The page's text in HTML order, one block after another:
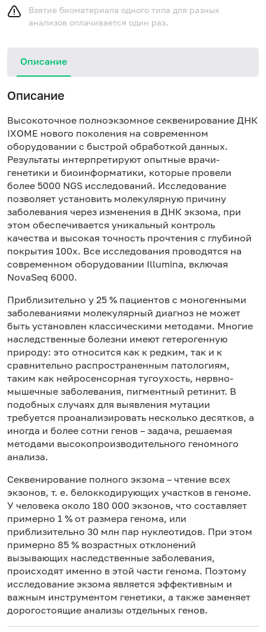
Взятие биоматериала одного типа для разных
анализов оплачивается один раз.
Описание
Описание
Высокоточное полноэкзомное секвенирование ДНК
IXOME нового поколения на современном
оборудовании с быстрой обработкой данных.
Результаты интерпретируют опытные врачи-
генетики и биоинформатики, которые провели
более 5000 NGS исследований. Исследование
позволяет установить молекулярную причину
заболевания через изменения в ДНК экзома, при
этом обеспечивается уникальный контроль
качества и высокая точность прочтения с глубиной
покрытия 100х. Все исследования проводятся на
современном оборудовании Illumina, включая
NovaSeq 6000.
Приблизительно у 25 % пациентов с моногенными
заболеваниями молекулярный диагноз не может
быть установлен классическими методами. Многие
наследственные болезни имеют гетерогенную
природу: это относится как к редким, так и к
сравнительно распространенным патологиям,
таким как нейросенсорная тугоухость, нервно-
мышечные заболевания, пигментный ретинит. В
подобных случаях для выявления мутации
требуется проанализировать несколько десятков, а
иногда и более сотни генов – задача, решаемая
методами высокопроизводительного геномного
анализа.
Секвенирование полного экзома – чтение всех
экзонов, т. е. белоккодирующих участков в геноме.
У человека около 180 000 экзонов, что составляет
примерно 1 % от размера генома, или
приблизительно 30 млн пар нуклеотидов. При этом
примерно 85 % возрастных отклонений
вызывающих наследственные заболевания,
происходят именно в этой части генома. Поэтому
исследование экзома является эффективным и
важным инструментом генетики, а также заменяет
дорогостоящие анализы отдельных генов.